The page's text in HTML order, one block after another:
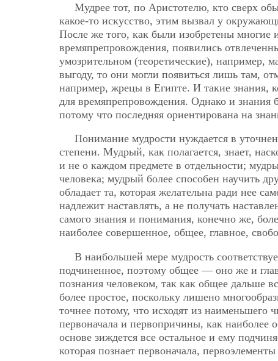
Мудрее тот, по Аристотелю, кто сверх
какое-то искусство, этим вызвал у
После же того, как были изобретены многие
времяпрепровождения, появились
умозрительном (теоретические), например,
выгоду, то они могли появиться лишь там,
например, жрецы в Египте. И такие знания,
для времяпрепровождения. Однако и
потому что последняя ориентирована на
Понимание мудрости нуждается в
степени. Мудрый, как полагается, знает,
и не о каждом предмете в отдельности;
человека; мудрый более способен научить
обладает та, которая желательна ради нее
надлежит наставлять, а не получать
самого знания и понимания, конечно же,
наиболее совершенное, общее, главное,
В наибольшей мере мудрость
подчиненное, поэтому общее — оно же и
познания человеком, так как общее дальше
более простое, поскольку лишено
точнее потому, что исходят из наименьшего
первоначала и первопричины, как наиболее
основе зиждется все остальное и ему
которая познает первоначала,